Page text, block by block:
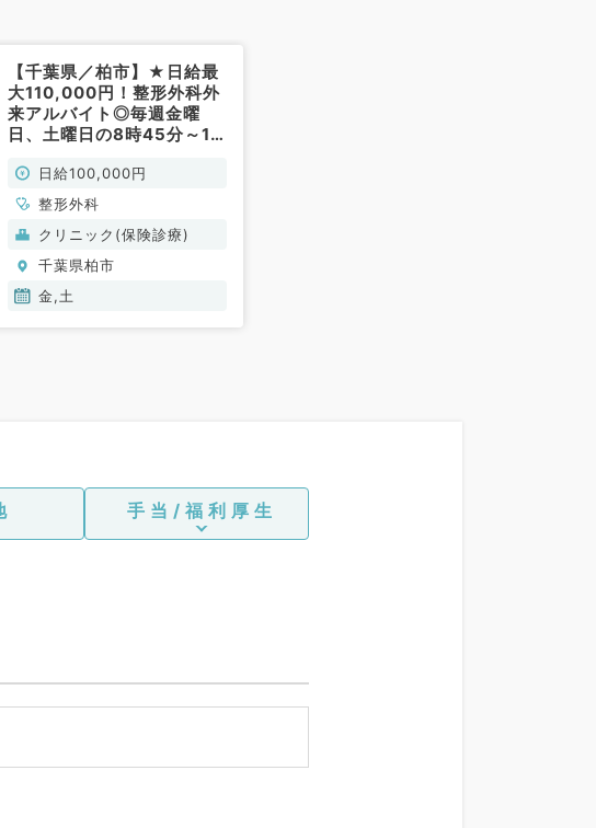
【千葉県／柏市】★日給最
大110,000円！整形外科外
来アルバイト◎毎週金曜
日、土曜日の8時45分～19
科／非常勤）
日給100,000円
整形外科
クリニック(保険診療)
千葉県柏市
金,土
手当/福利厚生